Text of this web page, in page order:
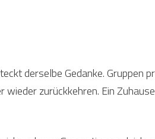
derselbe Gedanke. Gruppen
wieder zurückkehren. Ein